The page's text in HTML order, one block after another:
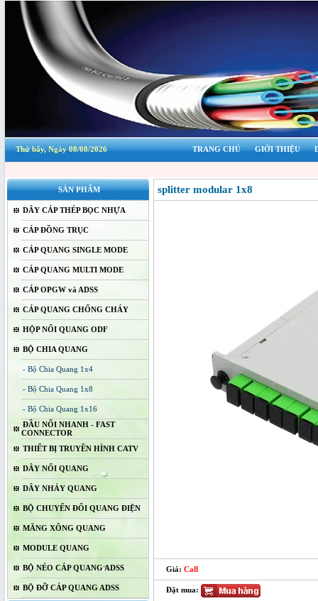
Thứ bẩy, Ngày 08/08/2026 TRANG CHỦ GIỚI THIỆU
SẢN PHẨM
DÂY CÁP THÉP BỌC NHỰA
CÁP ĐỒNG TRỤC
CÁP QUANG SINGLE MODE
CÁP QUANG MULTI MODE
CÁP OPGW và ADSS
CÁP QUANG CHỐNG CHÁY
HỘP NỐI QUANG ODF
BỘ CHIA QUANG
- Bộ Chia Quang 1x4
- Bộ Chia Quang 1x8
- Bộ Chia Quang 1x16
ĐẦU NỐI NHANH - FAST
CONNECTOR
THIẾT BỊ TRUYỀN HÌNH CATV
DÂY NỐI QUANG
DÂY NHẢY QUANG
BỘ CHUYỂN ĐỔI QUANG ĐIỆN
MĂNG XÔNG QUANG
MODULE QUANG
BỘ NÉO CÁP QUANG ADSS
BỘ ĐỠ CÁP QUANG ADSS
splitter modular 1x8
Giá: Call
Đặt mua: